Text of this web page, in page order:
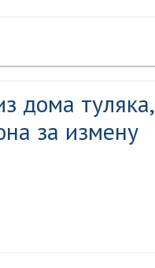
дома
за измену